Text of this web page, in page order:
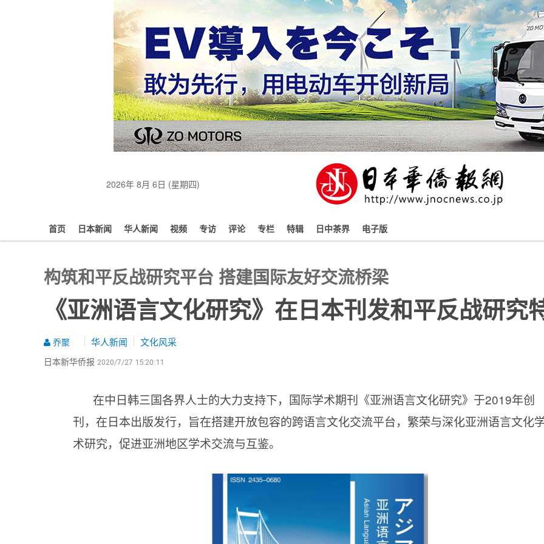
2026年 8月 6日 (星期四)
首页 日本新闻 华人新闻 视频 专访 评论 专栏 特辑 日中茶界 电子版
构筑和平反战研究平台 搭建国际友好交流桥梁
《亚洲语言文化研究》在日本刊发和平反战研究
乔聚 华人新闻 文化风采
日本新华侨报 2020/7/27 15:20:11
在中日韩三国各界人士的大力支持下，国际学术期刊《亚洲语言文化研究》于2019年创
刊，在日本出版发行，旨在搭建开放包容的跨语言文化交流平台，繁荣与深化亚洲语言文化
术研究，促进亚洲地区学术交流与互鉴。